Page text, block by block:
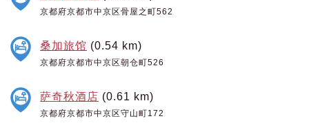
京都府京都市中京区骨屋之町562
桑加旅馆 (0.54 km)
京都府京都市中京区朝仓町526
萨奇秋酒店 (0.61 km)
京都府京都市中京区守山町172